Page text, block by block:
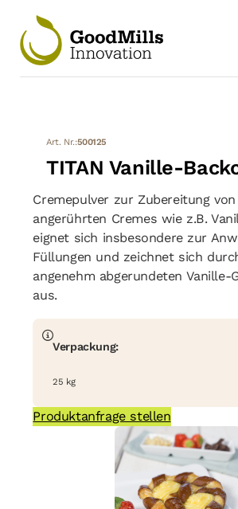
Art. Nr.:500125
TITAN Vanille-
Cremepulver zur Zubereitung
angerührten Cremes wie z.B.
eignet sich insbesondere zur
Füllungen und zeichnet sich
angenehm abgerundeten Vanille-
aus.
Verpackung:
25 kg
Produktanfrage stellen